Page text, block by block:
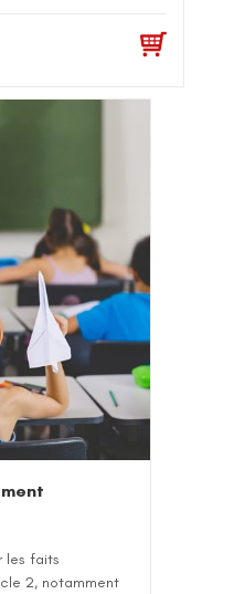
les faits
2, notamment